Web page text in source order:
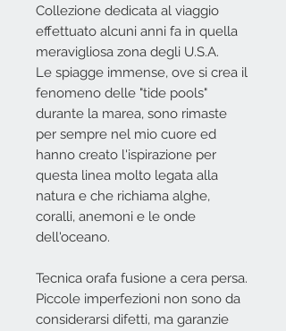
Collezione dedicata al viaggio
effettuato alcuni anni fa in quella
meravigliosa zona degli U.S.A.
Le spiagge immense, ove si crea il
fenomeno delle "tide pools"
durante la marea, sono rimaste
per sempre nel mio cuore ed
hanno creato l'ispirazione per
questa linea molto legata alla
natura e che richiama alghe,
coralli, anemoni e le onde
dell'oceano.
Tecnica orafa fusione a cera persa.
Piccole imperfezioni non sono da
considerarsi difetti, ma garanzie